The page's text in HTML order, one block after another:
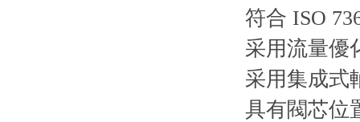
符合 ISO
采用流量優
采用集成式
具有閥芯位